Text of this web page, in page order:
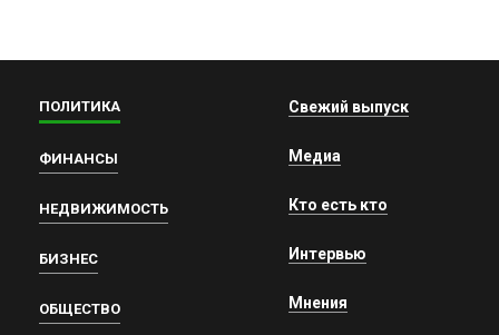
ПОЛИТИКА
ФИНАНСЫ
НЕДВИЖИМОСТЬ
БИЗНЕС
ОБЩЕСТВО
Свежий выпуск
Медиа
Кто есть кто
Интервью
Мнения